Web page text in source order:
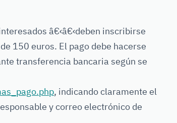
â€‹â€‹deben inscribirse
150 euros. El pago debe hacerse
transferencia bancaria según se
, indicando claramente el
y correo electrónico de